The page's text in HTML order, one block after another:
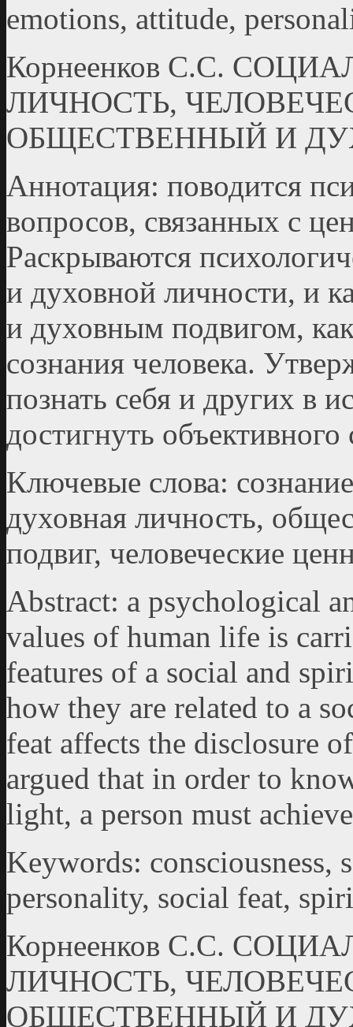
emotions, attitude,
Корнеенков С.С.
ЛИЧНОСТЬ,
ОБЩЕСТВЕННЫЙ И
Аннотация: поводится
вопросов, связанных с
Раскрываются
и духовной личности, и
и духовным подвигом,
сознания человека.
познать себя и других в
достигнуть объективного
Ключевые слова:
духовная личность,
подвиг, человеческие
Abstract: a psychological
values of human life is
features of a social and
how they are related to a
feat affects the disclosure
argued that in order to
light, a person must
Keywords: consciousness,
personality, social feat,
Корнеенков С.С.
ЛИЧНОСТЬ,
ОБЩЕСТВЕННЫЙ И